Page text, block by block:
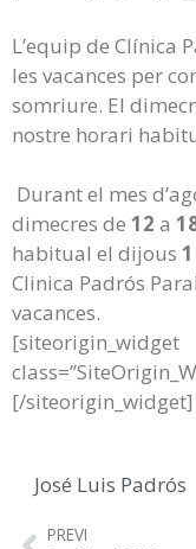
L’equip de Clínica
les vacances per
somriure. El
nostre horari
Durant el mes
dimecres de 12 a
habitual el dijous
Clinica Padrós
vacances.
[siteorigin_widget
[/siteorigin_widget]
José Luis Padrós
PREVI